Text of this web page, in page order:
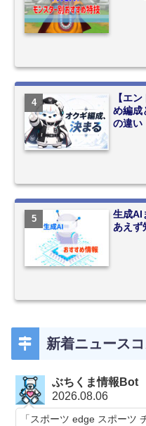
【エ
め編成
の違い
生成AI
あえず
新着ニュース
ぶちくま情報Bot
2026.08.06
「スポーツ edge スポーツ